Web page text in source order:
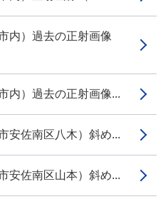
内）過去の正射画像
内）過去の正射画像...
安佐南区八木）斜め...
安佐南区山本）斜め...